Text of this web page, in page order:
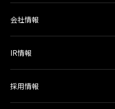
会社情報
IR情報
採用情報